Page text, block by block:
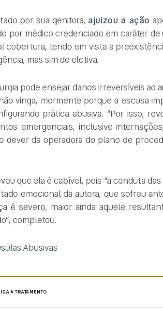
por sua genitora, ajuizou a ação
por médico credenciado em caráter de
cobertura, tendo em vista a
mas sim de eletiva.
pode ensejar danos irreversíveis ao
vinga, mormente porque a escusa
prática abusiva. “Por isso,
emergenciais, inclusive
da operadora do plano de
que ela é cabível, pois “a conduta
emocional da autora, que sofreu
é severo, maior ainda aquele
completou.
Abusivas
A TRATAMENTO